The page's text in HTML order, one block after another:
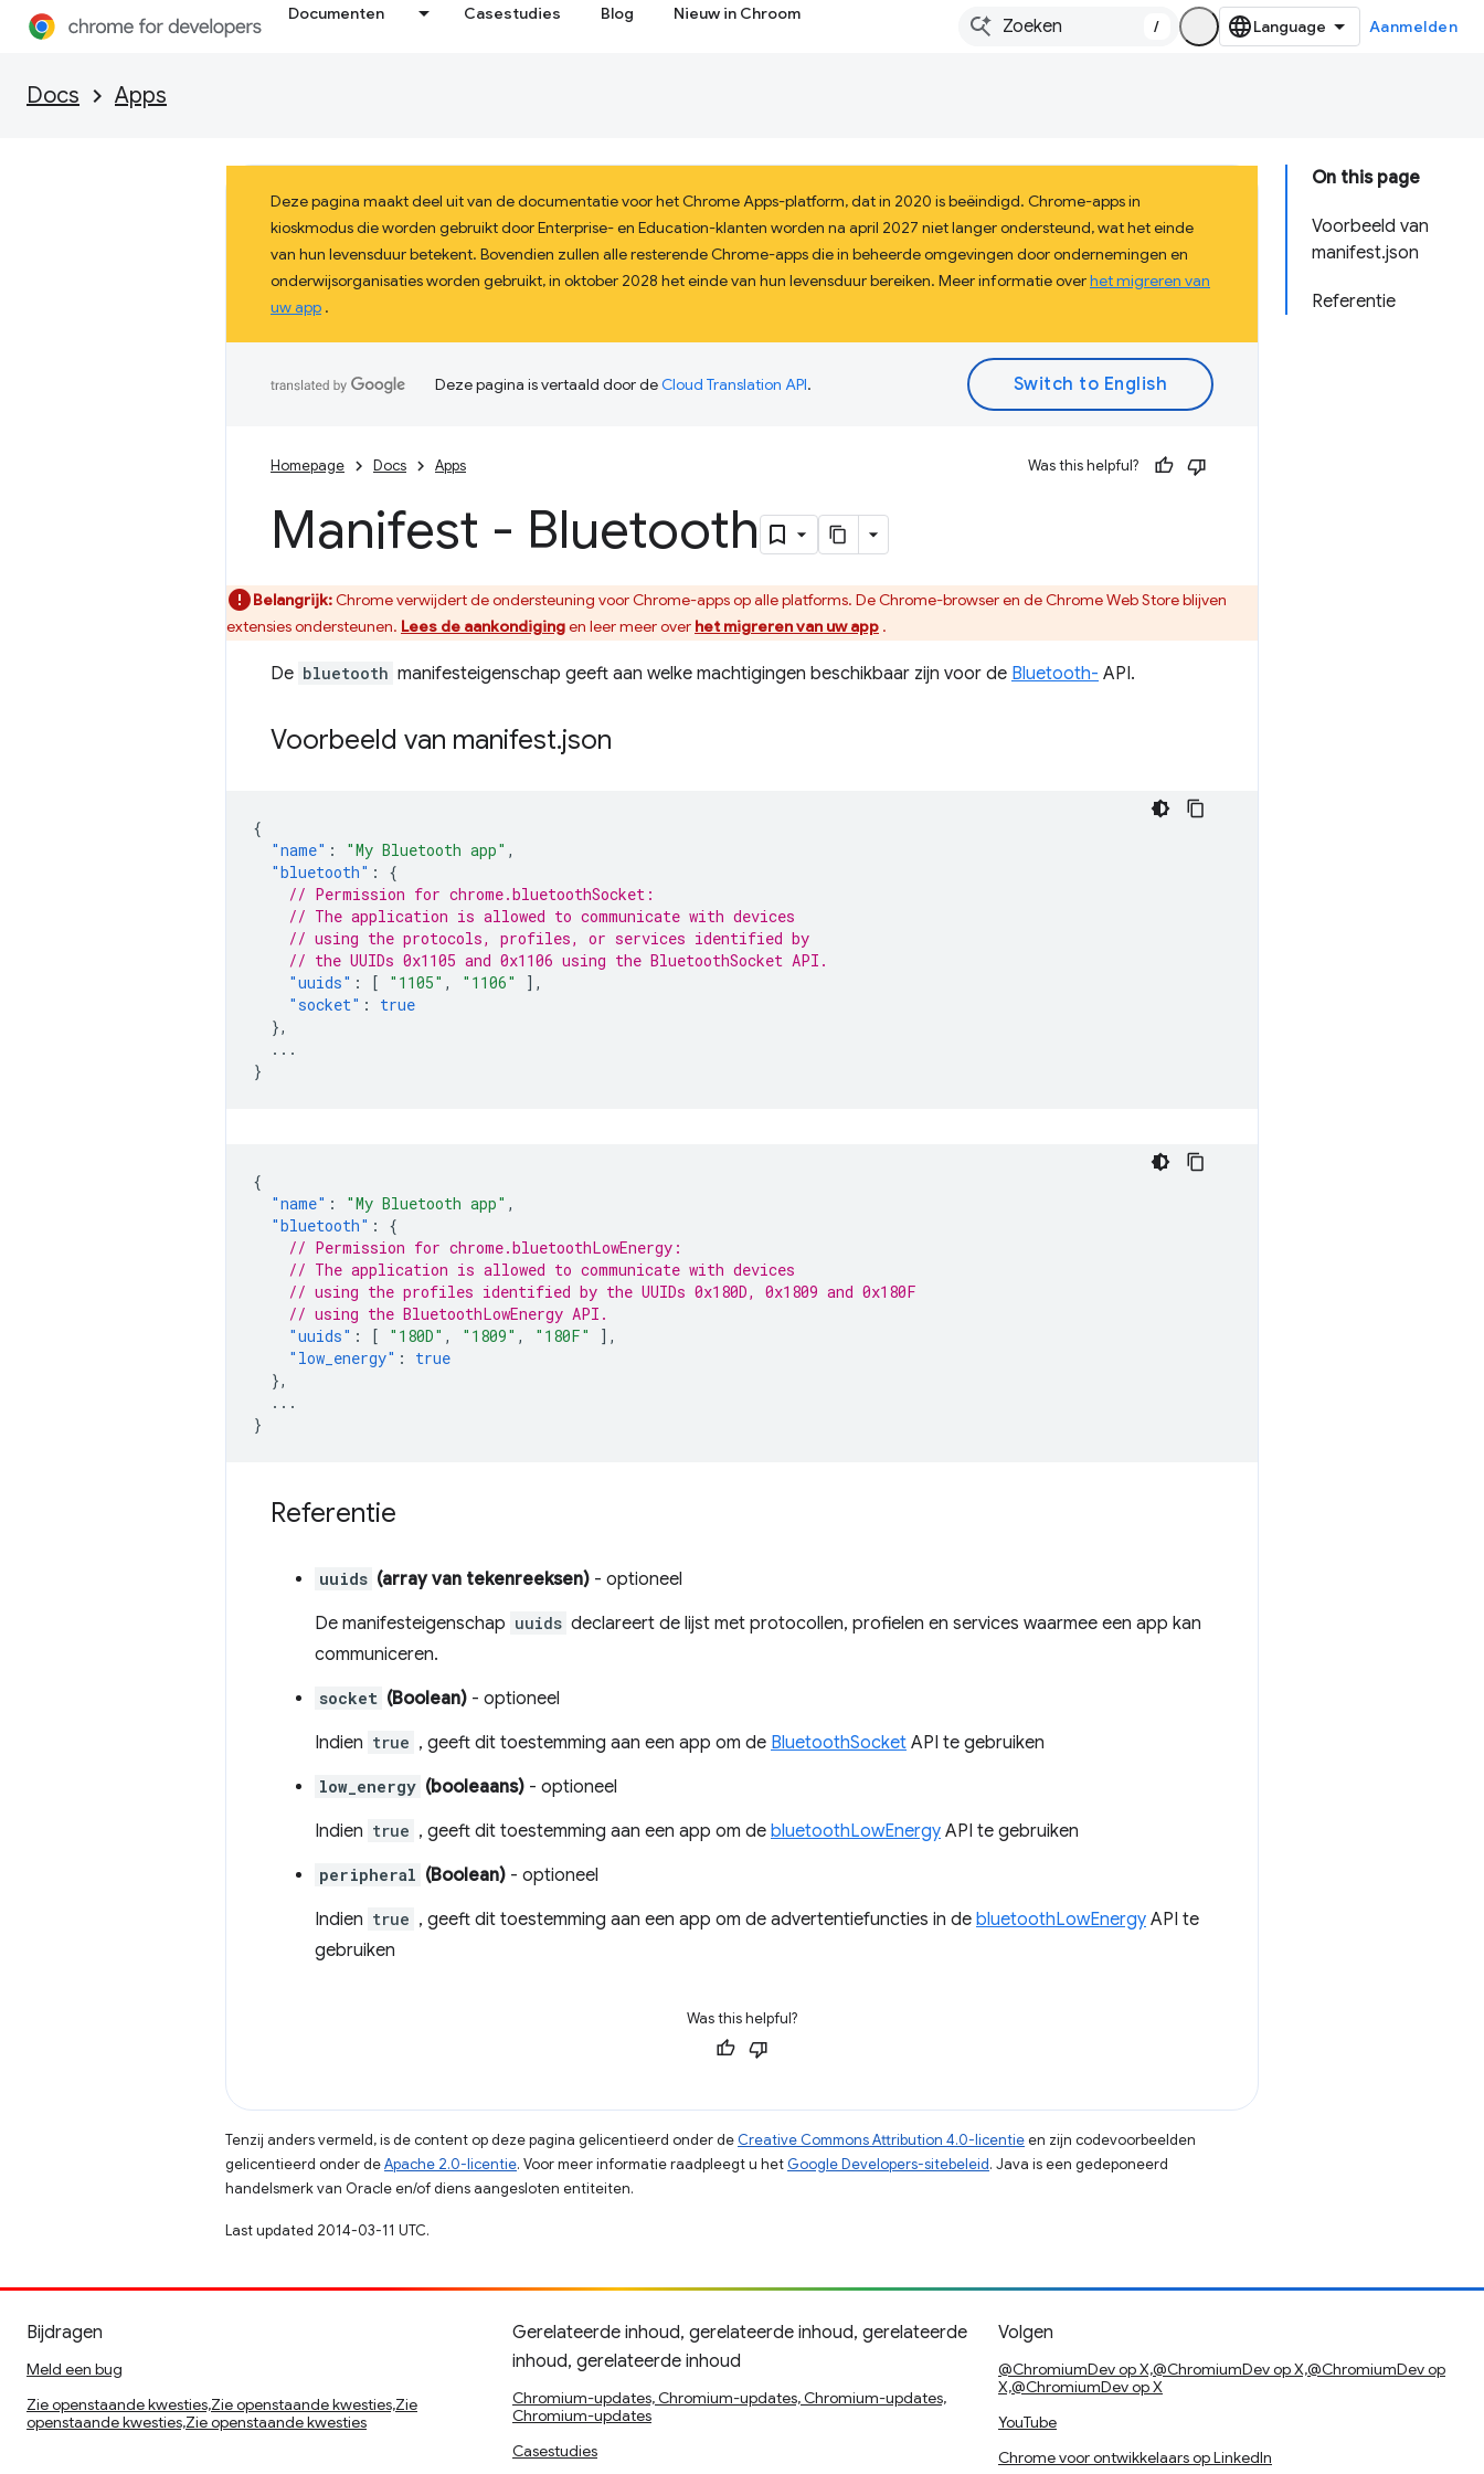
Documenten Casestudies Blog Nieuw in Chroom
/ Aanmelden
Docs Apps
On this page
Voorbeeld van
manifest.json
Referentie
Deze pagina maakt deel uit van de documentatie voor het Chrome Apps-platform, dat in 2020 is beëindigd. Chrome-apps in
kioskmodus die worden gebruikt door Enterprise- en Education-klanten worden na april 2027 niet langer ondersteund, wat het einde
van hun levensduur betekent. Bovendien zullen alle resterende Chrome-apps die in beheerde omgevingen door ondernemingen en
onderwijsorganisaties worden gebruikt, in oktober 2028 het einde van hun levensduur bereiken. Meer informatie overhet migreren van
uw app .
Deze pagina is vertaald door deCloud Translation API.
Homepage Docs Apps Was this helpful?
Manifest - Bluetooth
Belangrijk:Chrome verwijdert de ondersteuning voor Chrome-apps op alle platforms. De Chrome-browser en de Chrome Web Store blijven
extensies ondersteunen. Lees de aankondigingen leer meer over het migreren van uw app .
De bluetooth manifesteigenschap geeft aan welke machtigingen beschikbaar zijn voor de Bluetooth- API.
Voorbeeld van manifest.json
{
"name" : "My Bluetooth app" ,
"bluetooth" :
{
// Permission for chrome.bluetoothSocket:
// The application is allowed to communicate with devices
// using the protocols, profiles, or services identified by
// the UUIDs 0x1105 and 0x1106 using the BluetoothSocket API.
"uuids" : [ "1105" , "1106"
],
"socket" :
true
},
...
}
{
"name" : "My Bluetooth app" ,
"bluetooth" :
{
// Permission for chrome.bluetoothLowEnergy:
// The application is allowed to communicate with devices
// using the profiles identified by the UUIDs 0x180D, 0x1809 and 0x180F
// using the BluetoothLowEnergy API.
"uuids" : [ "180D" , "1809" , "180F"
],
"low_energy" :
true
},
...
}
Referentie
uuids (array van tekenreeksen) - optioneel
De manifesteigenschap uuids declareert de lijst met protocollen, profielen en services waarmee een app kan
communiceren.
socket (Boolean) - optioneel
Indien true , geeft dit toestemming aan een app om de BluetoothSocket API te gebruiken
low_energy (booleaans) - optioneel
Indien true , geeft dit toestemming aan een app om de bluetoothLowEnergy API te gebruiken
peripheral (Boolean) - optioneel
Indien true , geeft dit toestemming aan een app om de advertentiefuncties in de bluetoothLowEnergy API te
gebruiken
Was this helpful?
Tenzij anders vermeld, is de content op deze pagina gelicentieerd onder de Creative Commons Attribution 4.0-licentieen zijn codevoorbeelden
gelicentieerd onder deApache 2.0-licentie. Voor meer informatie raadpleegt u het Google Developers-sitebeleid. Java is een gedeponeerd
handelsmerk van Oracle en/of diens aangesloten entiteiten.
Last updated 2014-03-11 UTC.
Bijdragen
Meld een bug
Zie openstaande kwesties,Zie openstaande kwesties,Zie
openstaande kwesties,Zie openstaande kwesties
Gerelateerde inhoud, gerelateerde inhoud, gerelateerde
inhoud, gerelateerde inhoud
Chromium-updates, Chromium-updates, Chromium-updates,
Chromium-updates
Casestudies
Volgen
@ChromiumDev op X,@ChromiumDev op X,@ChromiumDev op
X,@ChromiumDev op X
YouTube
Chrome voor ontwikkelaars op LinkedIn